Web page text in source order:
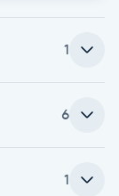
1
6
1